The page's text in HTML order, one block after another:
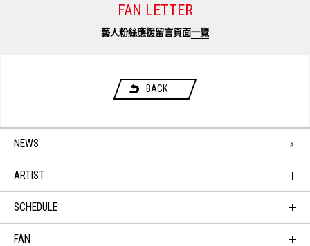
FAN LETTER
藝人粉絲應援留言頁面一覽
BACK
NEWS
ARTIST
SCHEDULE
FAN